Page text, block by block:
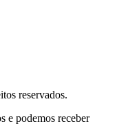
reservados.
e podemos receber